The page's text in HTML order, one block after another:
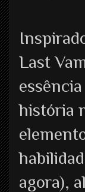
Last
história
agora),